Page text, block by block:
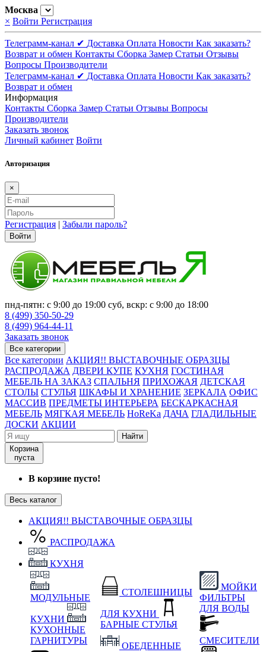
Москва
× Войти Регистрация
Телеграмм-канал ✔ Доставка Оплата Новости Как заказать?
Возврат и обмен Контакты Сборка Замер Статьи Отзывы
Вопросы Производители
Телеграмм-канал ✔ Доставка Оплата Новости Как заказать?
Возврат и обмен
Информация
Контакты Сборка Замер Статьи Отзывы Вопросы
Производители
Заказать звонок
Личный кабинет Войти
Авторизация
×
Регистрация | Забыли пароль?
Войти
пнд-пятн: с 9:00 до 19:00 суб, вскр: с 9:00 до 18:00
8 (499) 350-50-29
8 (499) 964-44-11
Заказать звонок
Все категории
Все категории АКЦИЯ!! ВЫСТАВОЧНЫЕ ОБРАЗЦЫ
РАСПРОДАЖА ДВЕРИ КУПЕ КУХНЯ ГОСТИНАЯ
МЕБЕЛЬ НА ЗАКАЗ СПАЛЬНЯ ПРИХОЖАЯ ДЕТСКАЯ
СТОЛЫ СТУЛЬЯ ШКАФЫ И ХРАНЕНИЕ ЗЕРКАЛА ОФИС
МАССИВ ПРЕДМЕТЫ ИНТЕРЬЕРА БЕСКАРКАСНАЯ
МЕБЕЛЬ МЯГКАЯ МЕБЕЛЬ HoReKa ДАЧА ГЛАДИЛЬНЫЕ
ДОСКИ АКЦИИ
Найти
Корзина
пуста
В корзине пусто!
Весь каталог
АКЦИЯ!! ВЫСТАВОЧНЫЕ ОБРАЗЦЫ
РАСПРОДАЖА
КУХНЯ
МОДУЛЬНЫЕ
КУХНИ
КУХОННЫЕ
ГАРНИТУРЫ
СТОЛЕШНИЦЫ
ДЛЯ КУХНИ
БАРНЫЕ СТУЛЬЯ
ОБЕДЕННЫЕ
МОЙКИ
ФИЛЬТРЫ
ДЛЯ ВОДЫ
СМЕСИТЕЛИ